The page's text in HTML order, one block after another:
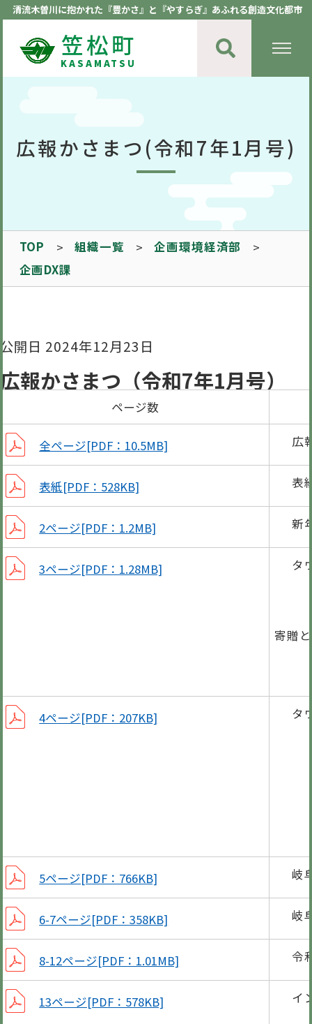
清流木曽川に抱かれた『豊かさ』と『やすらぎ』あふれる創造文化都市
笠松町
KASAMATSU
広報かさまつ(令和7年1月号)
TOP 組織一覧
企画環境経済部
企画DX課
公開日 2024年12月23日
広報かさまつ（令和7年1月号）
ページ数
全ページ[PDF：10.5MB] 広
表紙[PDF：528KB] 表
2ページ[PDF：1.2MB] 新
3ページ[PDF：1.28MB]
タ
寄贈
4ページ[PDF：207KB]
タ
5ページ[PDF：766KB] 岐
6-7ページ[PDF：358KB] 岐
8-12ページ[PDF：1.01MB] 令
13ページ[PDF：578KB]
イ